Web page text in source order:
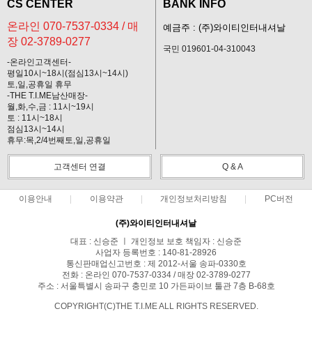
CS CENTER
온라인 070-7537-0334 / 매
장 02-3789-0277
-온라인고객센터-
평일10시~18시(점심13시~14시)
토,일,공휴일 휴무
-THE T.I.ME남산매장-
월,화,수,금 : 11시~19시
토 : 11시~18시
점심13시~14시
휴무:목,2/4번째토,일,공휴일
BANK INFO
예금주 : (주)와이티인터내셔날
국민 019601-04-310043
고객센터 연결 Q & A
이용안내 이용약관 개인정보처리방침 PC버전
(주)와이티인터내셔날
대표 : 신승준 ㅣ 개인정보 보호 책임자 : 신승준
사업자 등록번호 : 140-81-28926
통신판매업신고번호 : 제 2012-서울 송파-0330호
전화 : 온라인 070-7537-0334 / 매장 02-3789-0277
주소 : 서울특별시 송파구 충민로 10 가든파이브 툴관 7층 B-68호
COPYRIGHT(C)THE T.I.ME ALL RIGHTS RESERVED.